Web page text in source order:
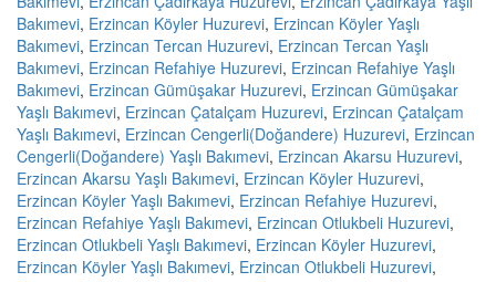
Bakımevi, Erzincan Köyler Huzurevi, Erzincan Köyler Yaşlı
Bakımevi, Erzincan Tercan Huzurevi, Erzincan Tercan Yaşlı
Bakımevi, Erzincan Refahiye Huzurevi, Erzincan Refahiye Yaşlı
Bakımevi, Erzincan Gümüşakar Huzurevi, Erzincan Gümüşakar
Yaşlı Bakımevi, Erzincan Çatalçam Huzurevi, Erzincan Çatalçam
Yaşlı Bakımevi, Erzincan Cengerli(Doğandere) Huzurevi, Erzincan
Cengerli(Doğandere) Yaşlı Bakımevi, Erzincan Akarsu Huzurevi,
Erzincan Akarsu Yaşlı Bakımevi, Erzincan Köyler Huzurevi,
Erzincan Köyler Yaşlı Bakımevi, Erzincan Refahiye Huzurevi,
Erzincan Refahiye Yaşlı Bakımevi, Erzincan Otlukbeli Huzurevi,
Erzincan Otlukbeli Yaşlı Bakımevi, Erzincan Köyler Huzurevi,
Erzincan Köyler Yaşlı Bakımevi, Erzincan Otlukbeli Huzurevi,